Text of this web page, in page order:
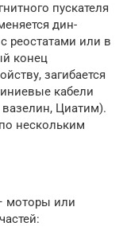
пускателя
дин-
реостатами или в
конец
загибается
кабели
вазелин, Циатим).
нескольким
моторы или